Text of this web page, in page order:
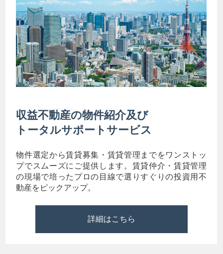
収益不動産の物件紹介及び
トータルサポートサービス
物件選定から賃貸募集・賃貸管理までをワンストッ
プでスムーズにご提供します。賃貸仲介・賃貸管理
の現場で培ったプロの目線で選りすぐりの投資用不
動産をピックアップ。
詳細はこちら